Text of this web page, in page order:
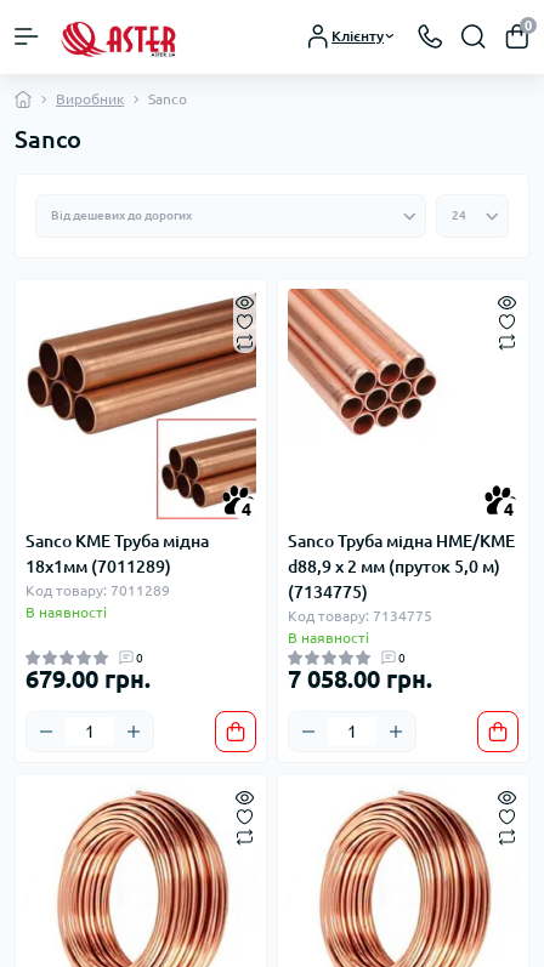
Клієнту
0
Виробник Sanco
Sanco
4
Sanco KME Труба мідна
18х1мм (7011289)
Код товару: 7011289
В наявності
0
679.00 грн.
4
Sanco Труба мідна HME/KME
d88,9 х 2 мм (пруток 5,0 м)
(7134775)
Код товару: 7134775
В наявності
0
7 058.00 грн.